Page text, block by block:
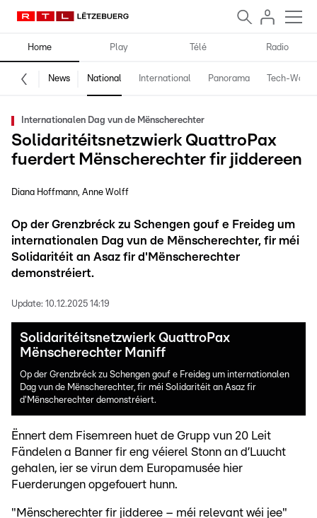
Home Play Télé Radio
News National International Panorama Tech-World
Internationalen Dag vun de Mënscherechter
Solidaritéitsnetzwierk QuattroPax
fuerdert Mënscherechter fir jiddereen
Diana Hoffmann Anne Wolff
Op der Grenzbréck zu Schengen gouf e Freideg um
internationalen Dag vun de Mënscherechter, fir méi
Solidaritéit an Asaz fir d'Mënscherechter
demonstréiert.
Update: 10.12.2025 14:19
Solidaritéitsnetzwierk QuattroPax
Mënscherechter Maniff
Op der Grenzbréck zu Schengen gouf e Freideg um internationalen
Dag vun de Mënscherechter, fir méi Solidaritéit an Asaz fir
d'Mënscherechter demonstréiert.
Ënnert dem Fisemreen huet de Grupp vun 20 Leit
Fändelen a Banner fir eng véierel Stonn an d’Luucht
gehalen, ier se virun dem Europamusée hier
Fuerderungen opgefouert hunn.
"Mënscherechter fir jidderee – méi relevant wéi jee"